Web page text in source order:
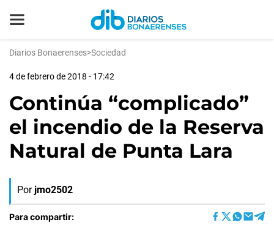
Diarios Bonaerenses>Sociedad
4 de febrero de 2018 - 17:42
Continúa “complicado”
el incendio de la Reserva
Natural de Punta Lara
Por jmo2502
Para compartir: